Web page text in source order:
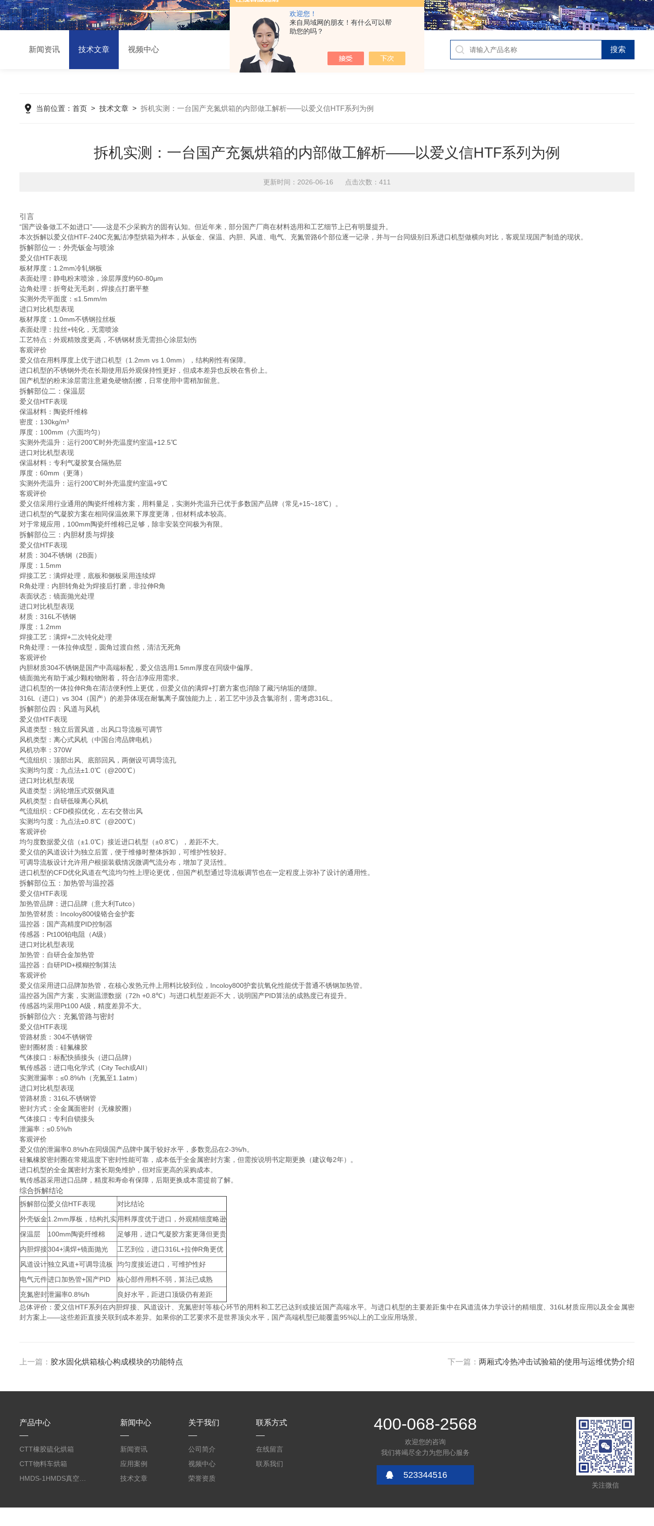
欢迎您！
来自局域网的朋友！有什么可以帮
助您的吗？
新闻资讯 技术文章 视频中心
当前位置：首页 >技术文章 >拆机实测：一台国产充氮烘箱的内部做工解析——以爱义信HTF系列为例
拆机实测：一台国产充氮烘箱的内部做工解析——以爱义信HTF系列为例
更新时间：2026-06-16 点击次数：411
引言
“国产设备做工不如进口”——这是不少采购方的固有认知。但近年来，部分国产厂商在材料选用和工艺细节上已有明显提升。
本次拆解以爱义信HTF-240C充氮洁净型烘箱为样本，从钣金、保温、内胆、风道、电气、充氮管路6个部位逐一记录，并与一台同级别日系进口机型做横向对比，客观呈现国产制造的现状。
拆解部位一：外壳钣金与喷涂
爱义信HTF表现
板材厚度：1.2mm冷轧钢板
表面处理：静电粉末喷涂，涂层厚度约60-80μm
边角处理：折弯处无毛刺，焊接点打磨平整
实测外壳平面度：≤1.5mm/m
进口对比机型表现
板材厚度：1.0mm不锈钢拉丝板
表面处理：拉丝+钝化，无需喷涂
工艺特点：外观精致度更高，不锈钢材质无需担心涂层划伤
客观评价
爱义信在用料厚度上优于进口机型（1.2mm vs 1.0mm），结构刚性有保障。
进口机型的不锈钢外壳在长期使用后外观保持性更好，但成本差异也反映在售价上。
国产机型的粉末涂层需注意避免硬物刮擦，日常使用中需稍加留意。
拆解部位二：保温层
爱义信HTF表现
保温材料：陶瓷纤维棉
密度：130kg/m³
厚度：100mm（六面均匀）
实测外壳温升：运行200℃时外壳温度约室温+12.5℃
进口对比机型表现
保温材料：专利气凝胶复合隔热层
厚度：60mm（更薄）
实测外壳温升：运行200℃时外壳温度约室温+9℃
客观评价
爱义信采用行业通用的陶瓷纤维棉方案，用料量足，实测外壳温升已优于多数国产品牌（常见+15~18℃）。
进口机型的气凝胶方案在相同保温效果下厚度更薄，但材料成本较高。
对于常规应用，100mm陶瓷纤维棉已足够，除非安装空间极为有限。
拆解部位三：内胆材质与焊接
爱义信HTF表现
材质：304不锈钢（2B面）
厚度：1.5mm
焊接工艺：满焊处理，底板和侧板采用连续焊
R角处理：内胆转角处为焊接后打磨，非拉伸R角
表面状态：镜面抛光处理
进口对比机型表现
材质：316L不锈钢
厚度：1.2mm
焊接工艺：满焊+二次钝化处理
R角处理：一体拉伸成型，圆角过渡自然，清洁无死角
客观评价
内胆材质304不锈钢是国产中高端标配，爱义信选用1.5mm厚度在同级中偏厚。
镜面抛光有助于减少颗粒物附着，符合洁净应用需求。
进口机型的一体拉伸R角在清洁便利性上更优，但爱义信的满焊+打磨方案也消除了藏污纳垢的缝隙。
316L（进口）vs 304（国产）的差异体现在耐氯离子腐蚀能力上，若工艺中涉及含氯溶剂，需考虑316L。
拆解部位四：风道与风机
爱义信HTF表现
风道类型：独立后置风道，出风口导流板可调节
风机类型：离心式风机（中国台湾品牌电机）
风机功率：370W
气流组织：顶部出风、底部回风，两侧设可调导流孔
实测均匀度：九点法±1.0℃（@200℃）
进口对比机型表现
风道类型：涡轮增压式双侧风道
风机类型：自研低噪离心风机
气流组织：CFD模拟优化，左右交替出风
实测均匀度：九点法±0.8℃（@200℃）
客观评价
均匀度数据爱义信（±1.0℃）接近进口机型（±0.8℃），差距不大。
爱义信的风道设计为独立后置，便于维修时整体拆卸，可维护性较好。
可调导流板设计允许用户根据装载情况微调气流分布，增加了灵活性。
进口机型的CFD优化风道在气流均匀性上理论更优，但国产机型通过导流板调节也在一定程度上弥补了设计的通用性。
拆解部位五：加热管与温控器
爱义信HTF表现
加热管品牌：进口品牌（意大利Tutco）
加热管材质：Incoloy800镍铬合金护套
温控器：国产高精度PID控制器
传感器：Pt100铂电阻（A级）
进口对比机型表现
加热管：自研合金加热管
温控器：自研PID+模糊控制算法
客观评价
爱义信采用进口品牌加热管，在核心发热元件上用料比较到位，Incoloy800护套抗氧化性能优于普通不锈钢加热管。
温控器为国产方案，实测温漂数据（72h +0.8℃）与进口机型差距不大，说明国产PID算法的成熟度已有提升。
传感器均采用Pt100 A级，精度差异不大。
拆解部位六：充氮管路与密封
爱义信HTF表现
管路材质：304不锈钢管
密封圈材质：硅氟橡胶
气体接口：标配快插接头（进口品牌）
氧传感器：进口电化学式（City Tech或AII）
实测泄漏率：≤0.8%/h（充氮至1.1atm）
进口对比机型表现
管路材质：316L不锈钢管
密封方式：全金属面密封（无橡胶圈）
气体接口：专利自锁接头
泄漏率：≤0.5%/h
客观评价
爱义信的泄漏率0.8%/h在同级国产品牌中属于较好水平，多数竞品在2-3%/h。
硅氟橡胶密封圈在常规温度下密封性能可靠，成本低于全金属密封方案，但需按说明书定期更换（建议每2年）。
进口机型的全金属密封方案长期免维护，但对应更高的采购成本。
氧传感器采用进口品牌，精度和寿命有保障，后期更换成本需提前了解。
综合拆解结论
拆解部位爱义信HTF表现
对比结论
外壳钣金1.2mm厚板，结构扎实 用料厚度优于进口，外观精细度略逊
保温层
100mm陶瓷纤维棉
足够用，进口气凝胶方案更薄但更贵
内胆焊接304+满焊+镜面抛光
工艺到位，进口316L+拉伸R角更优
风道设计独立风道+可调导流板
均匀度接近进口，可维护性好
电气元件进口加热管+国产PID
核心部件用料不弱，算法已成熟
充氮密封泄漏率0.8%/h
良好水平，距进口顶级仍有差距
总体评价：爱义信HTF系列在内胆焊接、风道设计、充氮密封等核心环节的用料和工艺已达到或接近国产高端水平。与进口机型的主要差距集中在风道流体力学设计的精细度、316L材质应用以及全金属密
封方案上——这些差距直接关联到成本差异。如果你的工艺要求不是世界顶尖水平，国产高端机型已能覆盖95%以上的工业应用场景。
上一篇： 胶水固化烘箱核心构成模块的功能特点 下一篇： 两厢式冷热冲击试验箱的使用与运维优势介绍
产品中心
CTT橡胶硫化烘箱
CTT物料车烘箱
新闻中心
新闻资讯
应用案例
技术文章
关于我们
公司简介
视频中心
荣誉资质
联系方式
在线留言
联系我们
400-068-2568
欢迎您的咨询
我们将竭尽全力为您用心服务
523344516
关注微信